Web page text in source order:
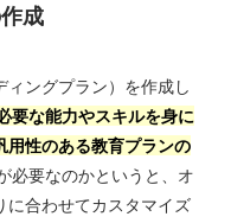
成
ングプラン）を作成し
要な能力やスキルを身に
用性のある教育プランの
必要なのかというと、オ
に合わせてカスタマイズ